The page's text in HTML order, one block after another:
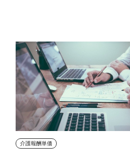
介護報酬単価